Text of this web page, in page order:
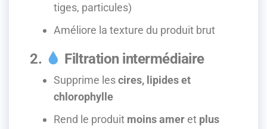
tiges, particules)
Améliore la texture du produit brut
2. Filtration intermédiaire
Supprime lescires, lipides et
chlorophylle
Rend le produit moins amer et plus